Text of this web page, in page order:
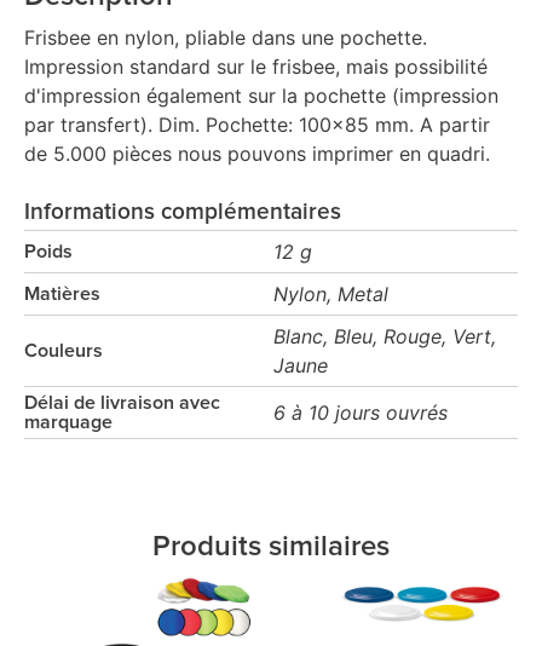
Frisbee en nylon, pliable dans une pochette.
Impression standard sur le frisbee, mais possibilité
d'impression également sur la pochette (impression
par transfert). Dim. Pochette: 100x85 mm. A partir
de 5.000 pièces nous pouvons imprimer en quadri.
Informations complémentaires
Poids 12 g
Matières Nylon, Metal
Couleurs
Blanc, Bleu, Rouge, Vert,
Jaune
Délai de livraison avec
marquage
6 à 10 jours ouvrés
Produits similaires